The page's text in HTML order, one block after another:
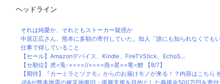
ヘッドライン
それは純愛か、それともストーカー疑惑か
中居正広さん、熊本に多額の寄付していた。知人「誰にも知られなくても
仕事で得していること
【セール】Amazonデバイス、Kindle、FireTVStick、EchoS...
【セ順位】虎=兎-====//====燕=星==竜=鯉 【8/7】
【期待】『カーミラとツクモ』からのお届けモノが来る！？内容はこちら
JFAが熊本地震の被災地復旧・復興支援を目的とした義援金500万円を寄付